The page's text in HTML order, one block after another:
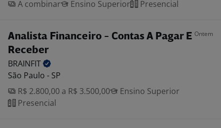
A combinar Ensino Superior Presencial
Analista Financeiro - Contas A Pagar E
Receber
Ontem
BRAINFIT
São Paulo - SP
R$ 2.800,00 a R$ 3.500,00
Ensino Superior
Presencial